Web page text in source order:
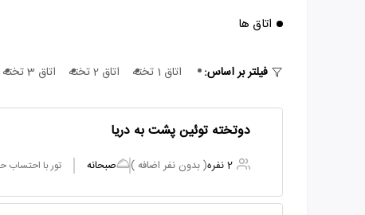
اتاق ها
فیلتر بر اساس: اتاق 1 تخته اتاق 2 تخته اتاق 3 تخته
دوتخته توئین پشت به دریا
2 نفره ( بدون نفر اضافه ) صبحانه تور با